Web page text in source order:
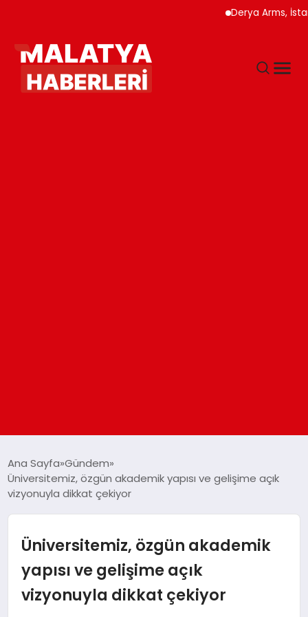
Derya Arms, İstanbul
GÜNDEM
DÜNYA
EĞITIM
Ana Sayfa Gündem
Üniversitemiz, özgün akademik yapısı ve gelişime açık
vizyonuyla dikkat çekiyor
Üniversitemiz, özgün akademik
yapısı ve gelişime açık
vizyonuyla dikkat çekiyor